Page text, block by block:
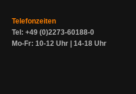
Telefonzeiten
Tel: +49 (0)2273-60188-0
Mo-Fr: 10-12 Uhr | 14-18 Uhr